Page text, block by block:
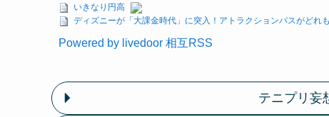
いきなり円高
ディズニーが「大課金時代」に突入！アトラクションパスがどれ
Powered by livedoor 相互RSS
テニプリ妄